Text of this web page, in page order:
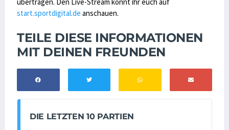
start.sportdigital.de anschauen.
TEILE DIESE INFORMATIONEN
MIT DEINEN FREUNDEN
DIE LETZTEN 10 PARTIEN